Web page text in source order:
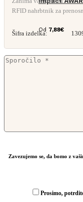
Od 7,88€
RFID nahrbtnik za
Šifra izdelka:
Zavezujemo se, da bomo z
Prosimo,